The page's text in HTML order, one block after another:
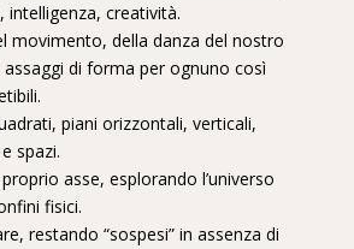
intelligenza, creatività.
movimento, della danza del nostro
di forma per ognuno così
piani orizzontali, verticali,
spazi.
asse, esplorando l’universo
fisici.
restando “sospesi” in assenza di